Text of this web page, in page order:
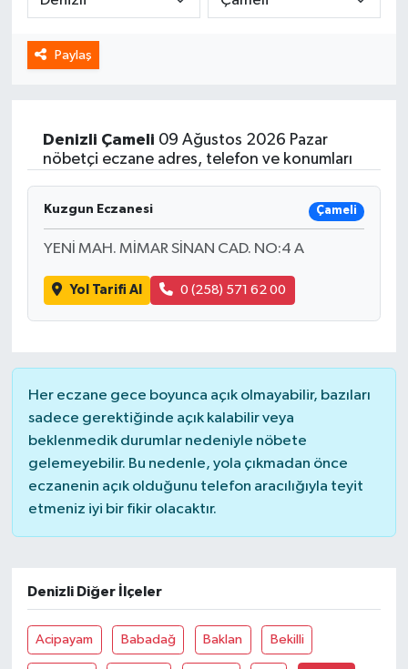
Paylaş
Denizli Çameli 09 Ağustos 2026 Pazar
nöbetçi eczane adres, telefon ve konumları
Kuzgun Eczanesi Çameli
YENİ MAH. MİMAR SİNAN CAD. NO:4 A
Yol Tarifi Al 0 (258) 571 62 00
Her eczane gece boyunca açık olmayabilir, bazıları
sadece gerektiğinde açık kalabilir veya
beklenmedik durumlar nedeniyle nöbete
gelemeyebilir. Bu nedenle, yola çıkmadan önce
eczanenin açık olduğunu telefon aracılığıyla teyit
etmeniz iyi bir fikir olacaktır.
Denizli Diğer İlçeler
Acipayam Babadağ Baklan Bekilli